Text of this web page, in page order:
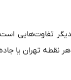
تهران یا